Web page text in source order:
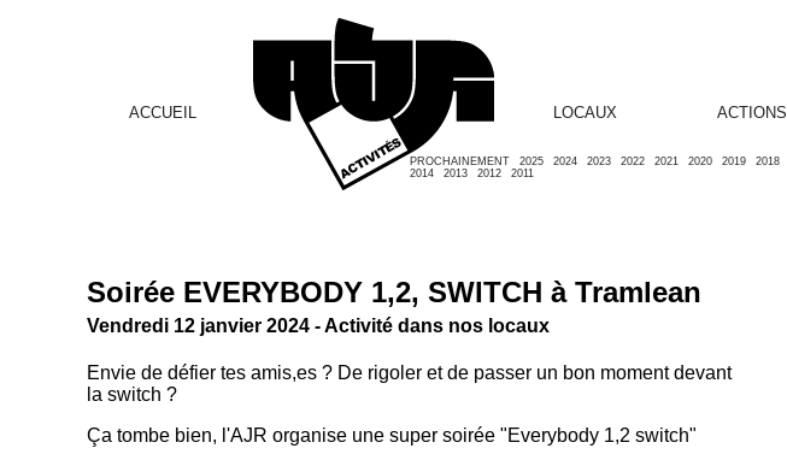
ACCUEIL
PROCHAINEMENT 2025 2024 2023 2022 2021 2020 2019 2018
2014
2013 2012 2011
LOCAUX ACTIONS
Soirée EVERYBODY 1,2, SWITCH à Tramlean
Vendredi 12 janvier 2024 - Activité dans nos locaux
Envie de défier tes amis,es ? De rigoler et de passer un bon moment devant
la switch ?
Ça tombe bien, l'AJR organise une super soirée "Everybody 1,2 switch"